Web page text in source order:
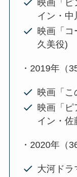
映画「ピ
イン・中
映画「コ
久美役)
・2019年（
映画「こ
映画「ピ
イン・佐
・2020年（
大河ドラ